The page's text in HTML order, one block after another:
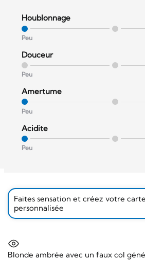
Houblonnage
Peu
Douceur
Peu
Amertume
Peu
Acidite
Peu
Faites sensation et créez votre carte
personnalisée
Blonde ambrée avec un faux col